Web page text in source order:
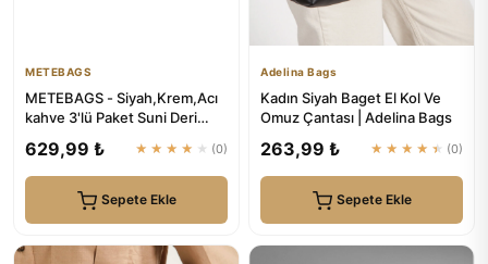
METEBAGS
METEBAGS - Siyah,Krem,Acı
kahve 3'lü Paket Suni Deri
629,99 ₺ ★★★★★ (0)
Sepete Ekle
Adelina Bags
Kadın Siyah Baget El Kol Ve
Omuz Çantası | Adelina Bags
263,99 ₺ ★★★★★ (0)
Sepete Ekle